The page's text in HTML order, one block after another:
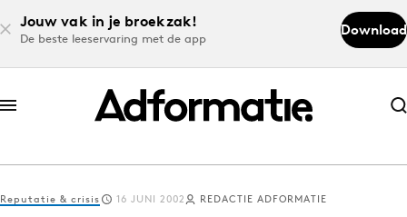
Jouw vak in je broekzak!
De beste leeservaring met de app
Download
Abonneer nu
Abonneer nu
Log in
Reputatie & crisis 16 JUNI 2002 REDACTIE ADFORMATIE